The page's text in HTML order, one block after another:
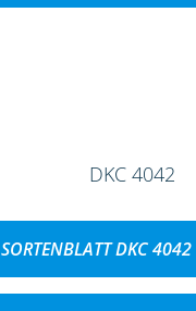
SORTENBLATT DKC 4042